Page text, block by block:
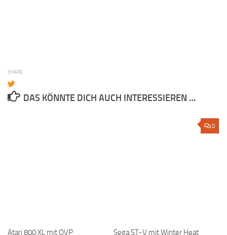
SHARE
DAS KÖNNTE DICH AUCH INTERESSIEREN …
Atari 800 XL mit OVP
0
Sega ST-V mit Winter Heat